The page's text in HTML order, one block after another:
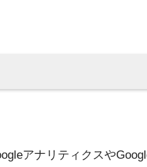
アナリティクスや